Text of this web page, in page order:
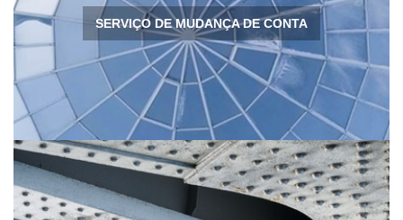
SERVIÇO DE MUDANÇA DE CONTA